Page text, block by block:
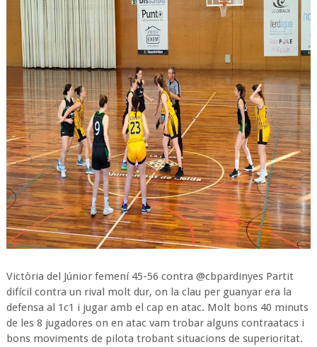
Victòria del Júnior femení 45-56 contra @cbpardinyes Partit
difícil contra un rival molt dur, on la clau per guanyar era la
defensa al 1c1 i jugar amb el cap en atac. Molt bons 40 minuts
de les 8 jugadores on en atac vam trobar alguns contraatacs i
bons moviments de pilota trobant situacions de superioritat.